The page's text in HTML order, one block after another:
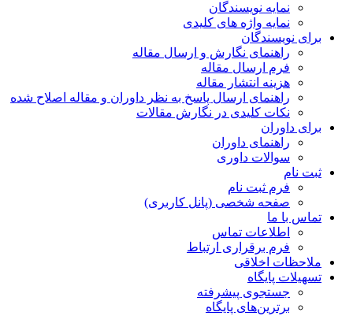
نمایه نویسندگان
نمایه واژه های کلیدی
برای نویسندگان
راهنمای نگارش و ارسال مقاله
فرم ارسال مقاله
هزینه انتشار مقاله
راهنمای ارسال پاسخ به نظر داوران و مقاله اصلاح شده
نکات کلیدی در نگارش مقالات
برای داوران
راهنمای داوران
سوالات داوری
ثبت نام
فرم ثبت نام
صفحه شخصی (پانل کاربری)
تماس با ما
اطلاعات تماس
فرم برقراری ارتباط
ملاحظات اخلاقی
تسهیلات پایگاه
جستجوی پیشرفته
برترین‌های پایگاه